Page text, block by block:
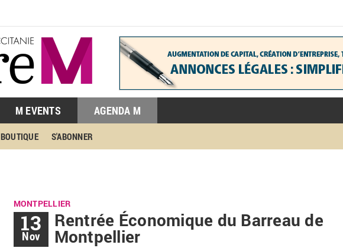
M EVENTS AGENDA M
BOUTIQUE S'ABONNER
MONTPELLIER
13
Nov
Rentrée Économique du Barreau de
Montpellier